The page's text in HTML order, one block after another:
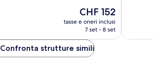
Il
prezzo
attuale
CHF 152
CHF 152
tasse e oneri inclusi
7 set - 8 set
Confronta strutture simili